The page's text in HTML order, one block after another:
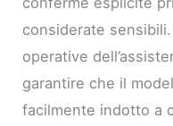
considerate sensibili.
operative
garantire che il
facilmente indotto a